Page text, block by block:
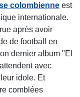
colombienne est
internationale.
après avoir
de football en
dernier album "El
attendent avec
idole. Et
comblées